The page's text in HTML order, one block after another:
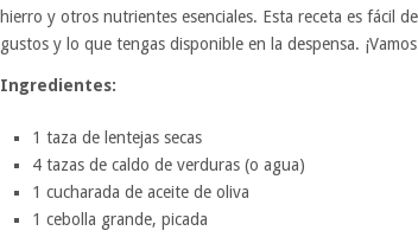
hierro y otros nutrientes esenciales. Esta receta es fácil
gustos y lo que tengas disponible en la despensa.
Ingredientes:
1 taza de lentejas secas
4 tazas de caldo de verduras (o agua)
1 cucharada de aceite de oliva
1 cebolla grande, picada